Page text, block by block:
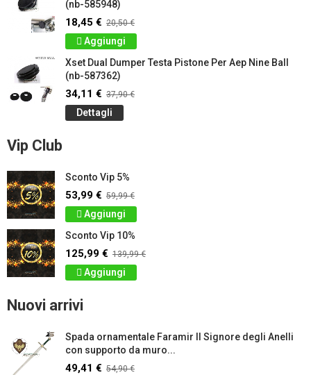
(nb-585948)
18,45 € 20,50 €
Aggiungi
Xset Dual Dumper Testa Pistone Per Aep Nine Ball
(nb-587362)
34,11 € 37,90 €
Dettagli
Vip Club
Sconto Vip 5%
53,99 € 59,99 €
Aggiungi
Sconto Vip 10%
125,99 € 139,99 €
Aggiungi
Nuovi arrivi
Spada ornamentale Faramir Il Signore degli Anelli
con supporto da muro...
49,41 € 54,90 €